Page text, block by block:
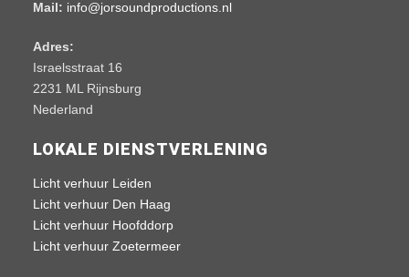
Mail: info@jorsoundproductions.nl
Adres:
Israelsstraat 16
2231 ML Rijnsburg
Nederland
LOKALE DIENSTVERLENING
Licht verhuur Leiden
Licht verhuur Den Haag
Licht verhuur Hoofddorp
Licht verhuur Zoetermeer